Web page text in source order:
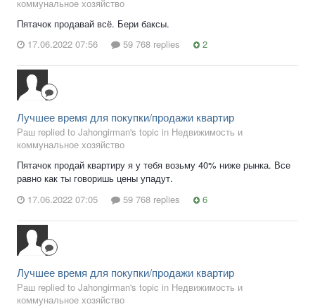
коммунальное хозяйство
Пятачок продавай всё. Бери баксы.
17.06.2022 07:56
59 768 replies 2
Лучшее время для покупки/продажи квартир
Раш replied to Jahongirman's topic in Недвижимость и
коммунальное хозяйство
Пятачок продай квартиру я у тебя возьму 40% ниже рынка. Все
равно как ты говоришь цены упадут.
17.06.2022 07:05
59 768 replies 6
Лучшее время для покупки/продажи квартир
Раш replied to Jahongirman's topic in Недвижимость и
коммунальное хозяйство